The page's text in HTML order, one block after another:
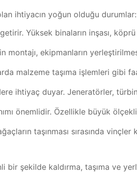
ihtiyacın yoğun olduğu durumlar:
Yüksek binaların inşası, köprü
ekipmanların
malzeme taşıma işlemleri gibi
ihtiyaç duyar. Jeneratörler,
önemlidir. Özellikle büyük
taşınması sırasında vinçler
bir şekilde kaldırma, taşıma ve